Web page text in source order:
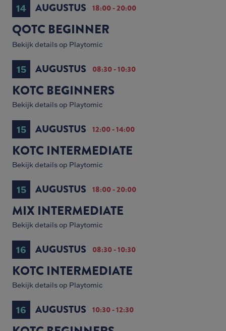
14 AUGUSTUS 18:00 - 20:00
QOTC BEGINNER
Bekijk details op Playtomic
15 AUGUSTUS 08:30 - 10:30
KOTC BEGINNERS
Bekijk details op Playtomic
15 AUGUSTUS 12:00 - 14:00
KOTC INTERMEDIATE
Bekijk details op Playtomic
15 AUGUSTUS 18:00 - 20:00
MIX INTERMEDIATE
Bekijk details op Playtomic
16 AUGUSTUS 08:30 - 10:30
KOTC INTERMEDIATE
Bekijk details op Playtomic
16 AUGUSTUS 10:30 - 12:30